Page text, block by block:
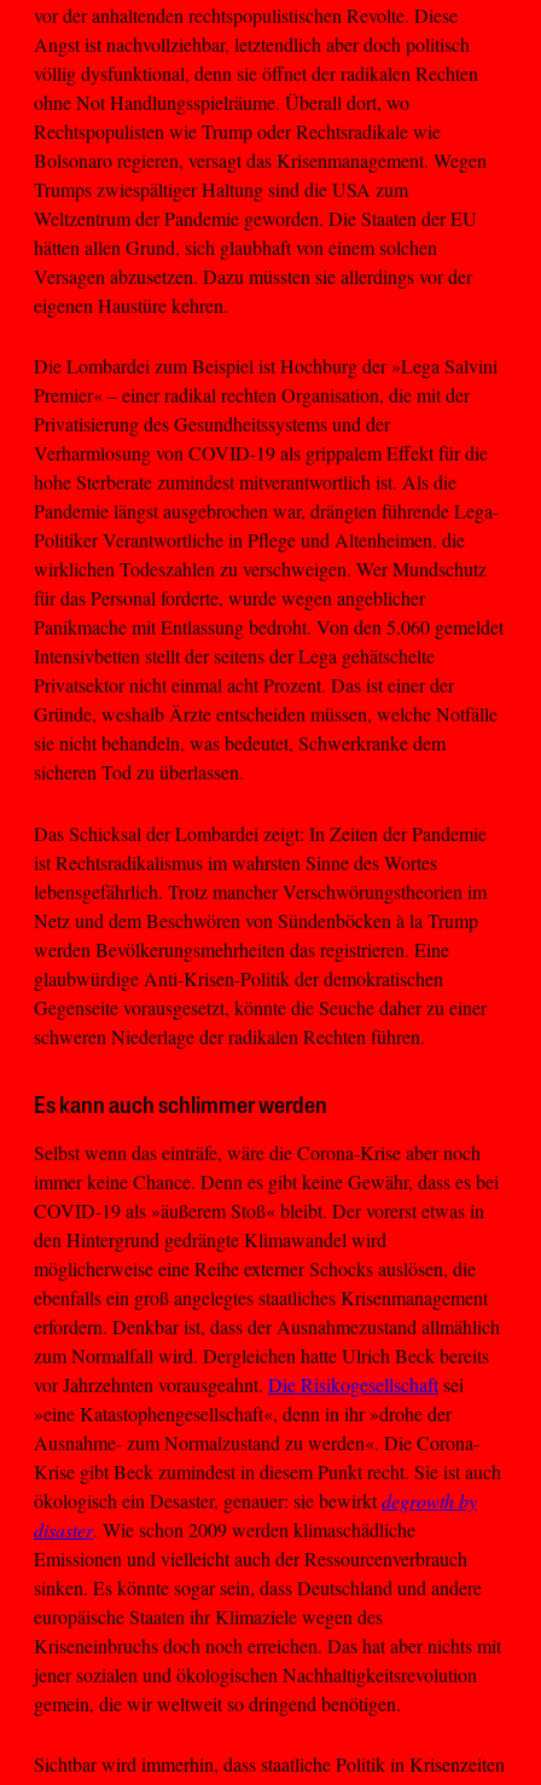
vor der anhaltenden rechtspopulistischen Revolte. Diese
Angst ist nachvollziehbar, letztendlich aber doch politisch
völlig dysfunktional, denn sie öffnet der radikalen Rechten
ohne Not Handlungsspielräume. Überall dort, wo
Rechtspopulisten wie Trump oder Rechtsradikale wie
Bolsonaro regieren, versagt das Krisenmanagement. Wegen
Trumps zwiespältiger Haltung sind die USA zum
Weltzentrum der Pandemie geworden. Die Staaten der EU
hätten allen Grund, sich glaubhaft von einem solchen
Versagen abzusetzen. Dazu müssten sie allerdings vor der
eigenen Haustüre kehren.
Die Lombardei zum Beispiel ist Hochburg der »Lega Salvini
Premier« – einer radikal rechten Organisation, die mit der
Privatisierung des Gesundheitssystems und der
Verharmlosung von COVID-19 als grippalem Effekt für die
hohe Sterberate zumindest mitverantwortlich ist. Als die
Pandemie längst ausgebrochen war, drängten führende Lega-
Politiker Verantwortliche in Pflege und Altenheimen, die
wirklichen Todeszahlen zu verschweigen. Wer Mundschutz
für das Personal forderte, wurde wegen angeblicher
Panikmache mit Entlassung bedroht. Von den 5.060 gemeldet
Intensivbetten stellt der seitens der Lega gehätschelte
Privatsektor nicht einmal acht Prozent. Das ist einer der
Gründe, weshalb Ärzte entscheiden müssen, welche Notfälle
sie nicht behandeln, was bedeutet, Schwerkranke dem
sicheren Tod zu überlassen.
Das Schicksal der Lombardei zeigt: In Zeiten der Pandemie
ist Rechtsradikalismus im wahrsten Sinne des Wortes
lebensgefährlich. Trotz mancher Verschwörungstheorien im
Netz und dem Beschwören von Sündenböcken à la Trump
werden Bevölkerungsmehrheiten das registrieren. Eine
glaubwürdige Anti-Krisen-Politik der demokratischen
Gegenseite vorausgesetzt, könnte die Seuche daher zu einer
schweren Niederlage der radikalen Rechten führen.
Es kann auch schlimmer werden
Selbst wenn das einträfe, wäre die Corona-Krise aber noch
immer keine Chance. Denn es gibt keine Gewähr, dass es bei
COVID-19 als »äußerem Stoß« bleibt. Der vorerst etwas in
den Hintergrund gedrängte Klimawandel wird
möglicherweise eine Reihe externer Schocks auslösen, die
ebenfalls ein groß angelegtes staatliches Krisenmanagement
erfordern. Denkbar ist, dass der Ausnahmezustand allmählich
zum Normalfall wird. Dergleichen hatte Ulrich Beck bereits
vor Jahrzehnten vorausgeahnt. Die Risikogesellschaftsei
»eine Katastophengesellschaft«, denn in ihr »drohe der
Ausnahme- zum Normalzustand zu werden«. Die Corona-
Krise gibt Beck zumindest in diesem Punkt recht. Sie ist auch
ökologisch ein Desaster, genauer: sie bewirktdegrowth by
disaster. Wie schon 2009 werden klimaschädliche
Emissionen und vielleicht auch der Ressourcenverbrauch
sinken. Es könnte sogar sein, dass Deutschland und andere
europäische Staaten ihr Klimaziele wegen des
Kriseneinbruchs doch noch erreichen. Das hat aber nichts mit
jener sozialen und ökologischen Nachhaltigkeitsrevolution
gemein, die wir weltweit so dringend benötigen.
Sichtbar wird immerhin, dass staatliche Politik in Krisenzeiten